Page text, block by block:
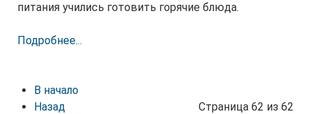
питания учились готовить горячие блюда.
Подробнее...
Страница 62 из 62
В начало
Назад